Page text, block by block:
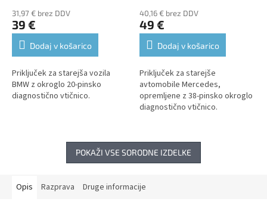
31,97 € brez DDV
39 €
Dodaj v košarico
Priključek za starejša vozila
BMW z okroglo 20-pinsko
diagnostično vtičnico.
40,16 € brez DDV
49 €
Dodaj v košarico
Priključek za starejše
avtomobile Mercedes,
opremljene z 38-pinsko okroglo
diagnostično vtičnico.
POKAŽI VSE SORODNE IZDELKE
Opis Razprava Druge informacije